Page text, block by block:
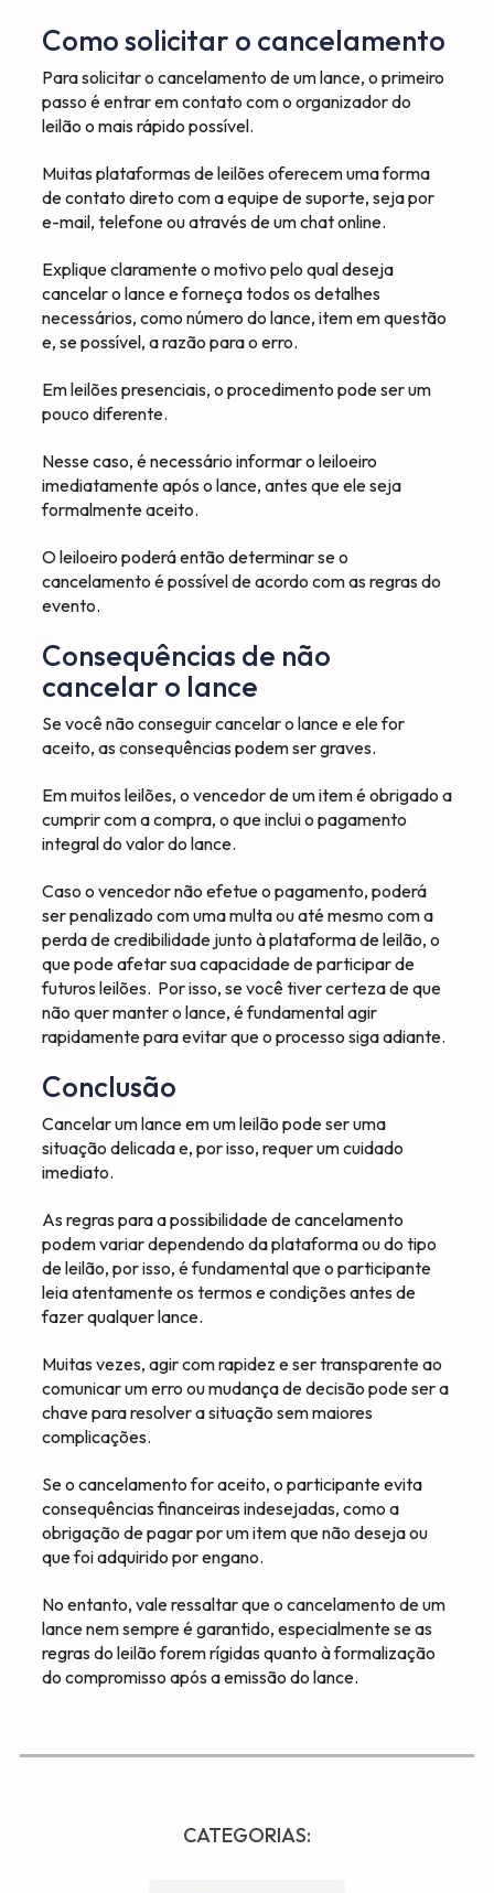
Como solicitar o cancelamento
Para solicitar o cancelamento de um lance, o primeiro
passo é entrar em contato com o organizador do
leilão o mais rápido possível.
Muitas plataformas de leilões oferecem uma forma
de contato direto com a equipe de suporte, seja por
e-mail, telefone ou através de um chat online.
Explique claramente o motivo pelo qual deseja
cancelar o lance e forneça todos os detalhes
necessários, como número do lance, item em questão
e, se possível, a razão para o erro.
Em leilões presenciais, o procedimento pode ser um
pouco diferente.
Nesse caso, é necessário informar o leiloeiro
imediatamente após o lance, antes que ele seja
formalmente aceito.
O leiloeiro poderá então determinar se o
cancelamento é possível de acordo com as regras do
evento.
Consequências de não
cancelar o lance
Se você não conseguir cancelar o lance e ele for
aceito, as consequências podem ser graves.
Em muitos leilões, o vencedor de um item é obrigado a
cumprir com a compra, o que inclui o pagamento
integral do valor do lance.
Caso o vencedor não efetue o pagamento, poderá
ser penalizado com uma multa ou até mesmo com a
perda de credibilidade junto à plataforma de leilão, o
que pode afetar sua capacidade de participar de
futuros leilões. Por isso, se você tiver certeza de que
não quer manter o lance, é fundamental agir
rapidamente para evitar que o processo siga adiante.
Conclusão
Cancelar um lance em um leilão pode ser uma
situação delicada e, por isso, requer um cuidado
imediato.
As regras para a possibilidade de cancelamento
podem variar dependendo da plataforma ou do tipo
de leilão, por isso, é fundamental que o participante
leia atentamente os termos e condições antes de
fazer qualquer lance.
Muitas vezes, agir com rapidez e ser transparente ao
comunicar um erro ou mudança de decisão pode ser a
chave para resolver a situação sem maiores
complicações.
Se o cancelamento for aceito, o participante evita
consequências financeiras indesejadas, como a
obrigação de pagar por um item que não deseja ou
que foi adquirido por engano.
No entanto, vale ressaltar que o cancelamento de um
lance nem sempre é garantido, especialmente se as
regras do leilão forem rígidas quanto à formalização
do compromisso após a emissão do lance.
CATEGORIAS: